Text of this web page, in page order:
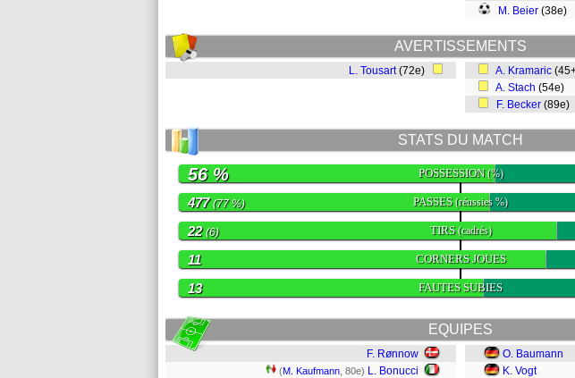
M. Beier (38e)
AVERTISSEMENTS
L. Tousart(72e) A. Kramaric
A. Stach (54e)
F. Becker (89e)
STATS DU MATCH
POSSESSION(%)
56 %
PASSES(réussies %)
477(77 %)
TIRS(cadrés)
22(6)
CORNERS JOUES
11
FAUTES SUBIES
13
EQUIPES
F. Rønnow
(M. Kaufmann , 80e) L. Bonucci
O. Baumann
K. Vogt